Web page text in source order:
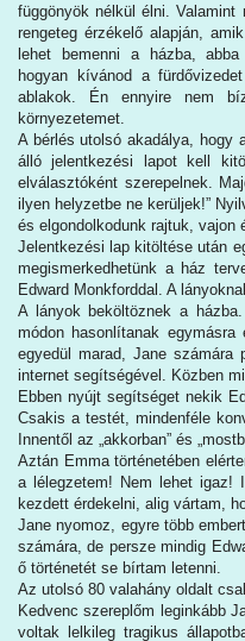
függönyök nélkül élni.
rengeteg érzékelő alapján,
lehet bemenni a házba,
hogyan kívánod a
ablakok. Én ennyire nem
környezetemet.
A bérlés utolsó akadálya, hogy
álló jelentkezési lapot kell
elválasztóként szerepelnek.
ilyen helyzetbe ne kerüljek!”
és elgondolkodunk rajtuk, vajon
Jelentkezési lap kitöltése után
megismerkedhetünk a ház
Edward Monkforddal. A
A lányok beköltöznek a
módon hasonlítanak
egyedül marad, Jane számára
internet segítségével. Közben
Ebben nyújt segítséget nekik
Csakis a testét, mindenféle
Innentől az „akkorban” és
Aztán Emma történetében
a lélegzetem! Nem lehet igaz!
kezdett érdekelni, alig vártam,
Jane nyomoz, egyre több
számára, de persze mindig
ő történetét se bírtam letenni.
Az utolsó 80 valahány oldalt
Kedvenc szereplőm leginkább
voltak lelkileg tragikus